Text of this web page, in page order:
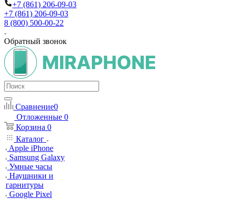
+7 (861) 206-09-03
+7 (861) 206-09-03
8 (800) 500-00-22
Обратный звонок
Сравнение0
Отложенные 0
Корзина 0
Каталог
Apple iPhone
Samsung Galaxy
Умные часы
Наушники и
гарнитуры
Google Pixel